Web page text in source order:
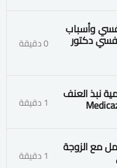
وأسباب
دكتور 0 دقيقة
نبذ العنف 1 دقيقة
مع الزوجة 1 دقيقة